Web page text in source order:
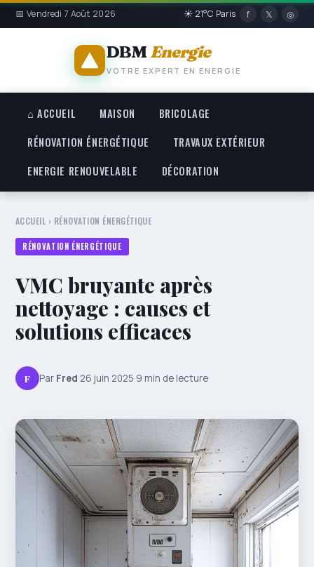
📅 Vendredi 7 Août 2026 ☀ 21°C Paris f 𝕏 ◎
DBMEnergie
VOTRE EXPERT EN ENERGIE
⌂ ACCUEIL MAISON
BRICOLAGE
RÉNOVATION ÉNERGÉTIQUE
TRAVAUX EXTÉRIEUR
ENERGIE RENOUVELABLE
DÉCORATION
ACCUEIL › RÉNOVATION ÉNERGÉTIQUE
RÉNOVATION ÉNERGÉTIQUE
VMC bruyante après
nettoyage : causes et
solutions efficaces
F Par Fred·26 juin 2025·9 min de lecture